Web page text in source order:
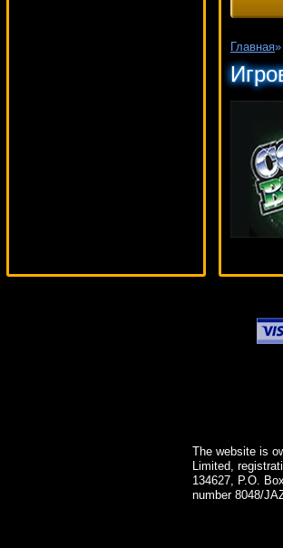
Главная»
The website is
Limited,
134627, P.O.
number 8048/